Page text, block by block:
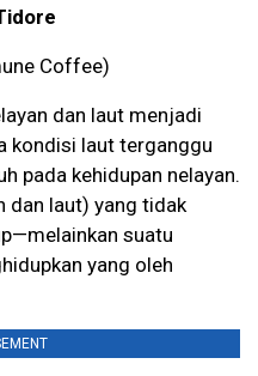
Coffee)
dan laut menjadi
kondisi laut terganggu
pada kehidupan nelayan.
dan laut) yang tidak
suatu
yang oleh